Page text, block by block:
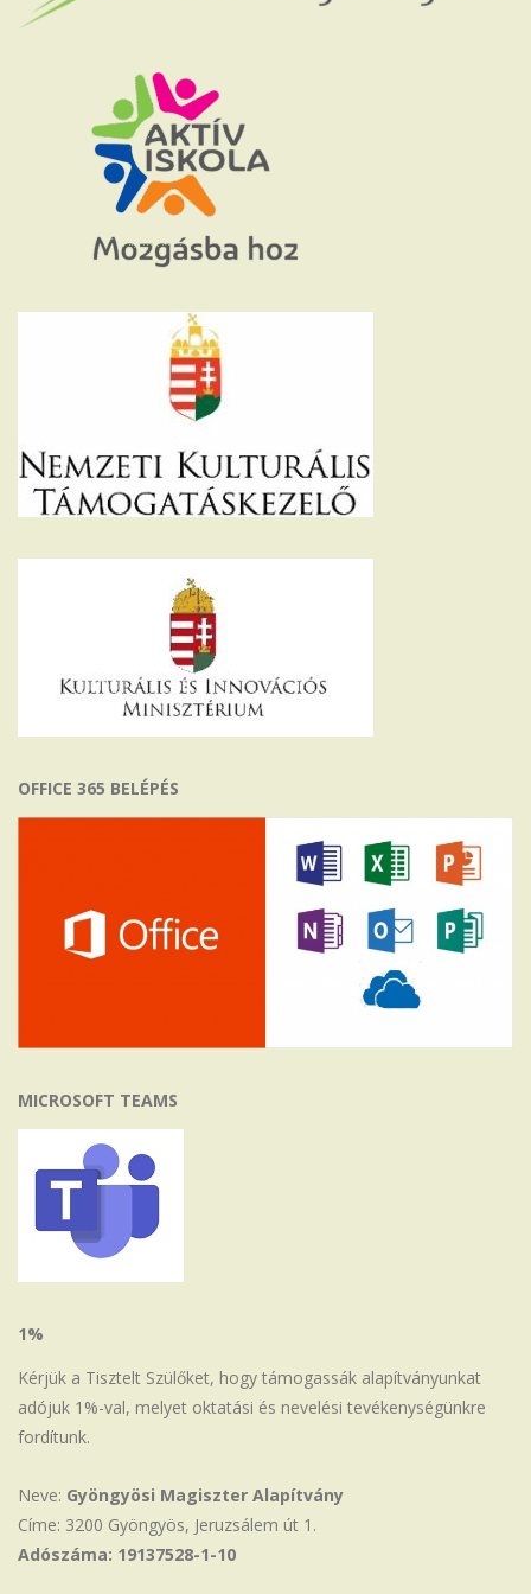
OFFICE 365 BELÉPÉS
MICROSOFT TEAMS
1%
Kérjük a Tisztelt Szülőket, hogy támogassák alapítványunkat
adójuk 1%-val, melyet oktatási és nevelési tevékenységünkre
fordítunk.
Neve: Gyöngyösi Magiszter Alapítvány
Címe: 3200 Gyöngyös, Jeruzsálem út 1.
Adószáma: 19137528-1-10